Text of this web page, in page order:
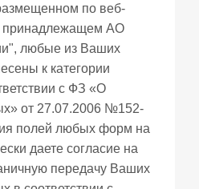
по веб-
принадлежащем АО
любые из Ваших
к категории
с ФЗ «О
от 27.07.2006 №152-
полей любых форм на
даете согласие на
передачу Ваших